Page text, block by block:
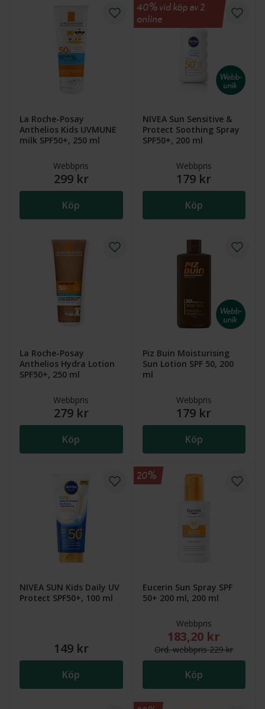
La Roche-Posay
Anthelios Kids UVMUNE
milk SPF50+, 250 ml
Webbpris
299 kr
Köp
NIVEA Sun Sensitive &
Protect Soothing Spray
SPF50+, 200 ml
Webbpris
179 kr
Köp
40% vid köp av 2
online
La Roche-Posay
Anthelios Hydra Lotion
SPF50+, 250 ml
Webbpris
279 kr
Köp
Piz Buin Moisturising
Sun Lotion SPF 50, 200
ml
Webbpris
179 kr
Köp
NIVEA SUN Kids Daily UV
Protect SPF50+, 100 ml
149 kr
Köp
Eucerin Sun Spray SPF
50+ 200 ml, 200 ml
Webbpris
Nytt reducerat
183,20 kr
Ord.webbpris229 kr
Köp
20%